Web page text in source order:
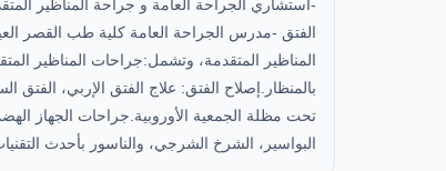
-استشاري الجراحة العامة و جراحة المناظير
الفتق -مدرس الجراحة العامة كلية طب القصر
المناظير المتقدمة، وتشمل:جراحات المناظير
بالمنظار.إصلاح الفتق: علاج الفتق الإربي،
تحت مظلة الجمعية الأوروبية.جراحات الجهاز
البواسير، الشرخ الشرجي، والناسور بأحدث